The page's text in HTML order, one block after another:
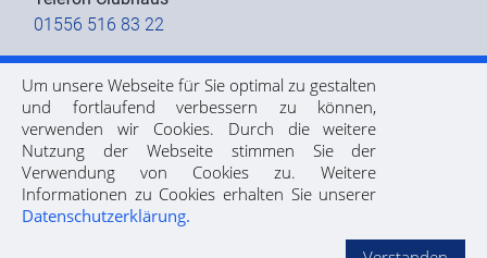
Um unsere Webseite für Sie optimal zu gestalten
und fortlaufend verbessern zu können,
verwenden wir Cookies. Durch die weitere
Nutzung der Webseite stimmen Sie der
Verwendung von Cookies zu. Weitere
Informationen zu Cookies erhalten Sie unserer
Datenschutzerklärung.
01556 516 83 22
email
über das Kontaktformular
|Datenschutz||Impressum|| Copyright © 2026 TC
Wöllstadt e.V. |